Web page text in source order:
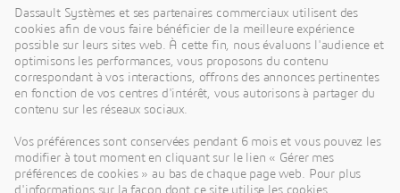
Dassault Systèmes est un accélérateur de progrès
humain. Depuis 1981, l'entreprise est pionnière
dans la création de mondes virtuels pour améliorer
la vie réelle des consommateurs, des patients et
des citoyens. Grâce à la plateforme
3DEXPERIENCE, ses jumeaux virtuels augmentés
par l'IA et ancrés dans la science aident 390 000
entreprises, de toutes tailles et de tous secteurs, à
collaborer, imaginer et créer des innovations
Dassault Systèmes et ses partenaires commerciaux utilisent des
cookies afin de vous faire bénéficier de la meilleure expérience
possible sur leurs sites web. À cette fin, nous évaluons l'audience et
optimisons les performances, vous proposons du contenu
correspondant à vos interactions, offrons des annonces pertinentes
en fonction de vos centres d'intérêt, vous autorisons à partager du
contenu sur les réseaux sociaux.
Vos préférences sont conservées pendant 6 mois et vous pouvez les
modifier à tout moment en cliquant sur le lien « Gérer mes
préférences de cookies » au bas de chaque page web. Pour plus
d'informations sur la façon dont ce site utilise les cookies,